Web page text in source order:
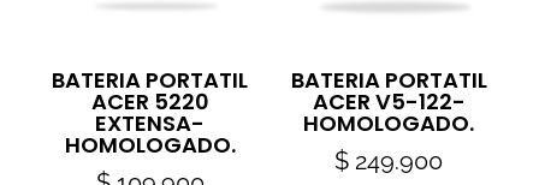
BATERIA PORTATIL
ACER 5220
EXTENSA-
HOMOLOGADO.
BATERIA PORTATIL
ACER V5-122-
HOMOLOGADO.
$ 249.900